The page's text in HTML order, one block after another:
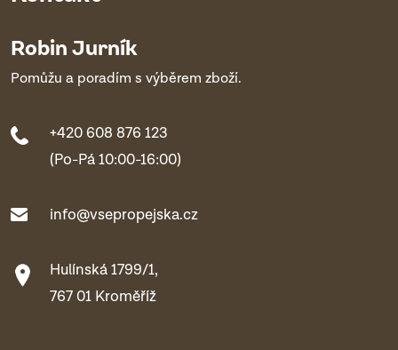
Robin Jurník
Pomůžu a poradím s výběrem zboží.
+420 608 876 123
(Po-Pá 10:00-16:00)
info@vsepropejska.cz
Hulínská 1799/1,
767 01 Kroměříž